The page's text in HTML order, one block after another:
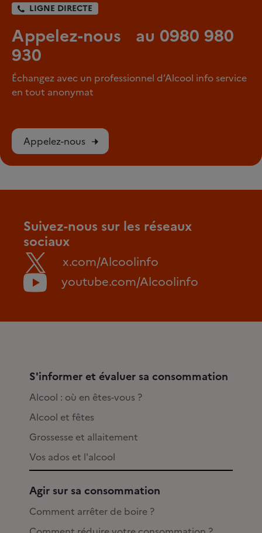
LIGNE DIRECTE
Appelez-nous au 0980 980
930
Échangez avec un professionnel d’Alcool info service
en tout anonymat
Appelez-nous
Suivez-nous sur les réseaux
sociaux
x.com/Alcoolinfo
youtube.com/Alcoolinfo
S'informer et évaluer sa consommation
Alcool : où en êtes-vous ?
Alcool et fêtes
Grossesse et allaitement
Vos ados et l'alcool
Agir sur sa consommation
Comment arrêter de boire ?